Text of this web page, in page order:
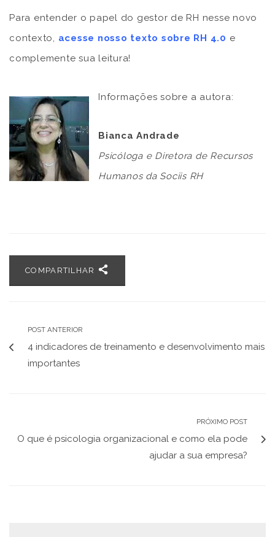
Para entender o papel do gestor de RH nesse novo
contexto, acesse nosso texto sobre RH 4.0 e
complemente sua leitura!
Informações sobre a autora:
Bianca Andrade
Psicóloga e Diretora de Recursos
Humanos da Sociis RH
COMPARTILHAR
POST ANTERIOR
4 indicadores de treinamento e desenvolvimento mais
importantes
PRÓXIMO POST
O que é psicologia organizacional e como ela pode
ajudar a sua empresa?